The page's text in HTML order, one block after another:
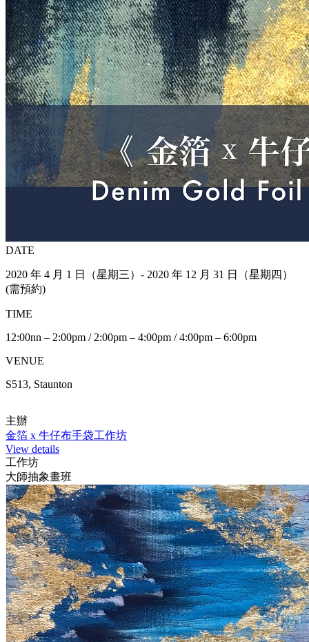
DATE
2020 年 4 月 1 日（星期三）- 2020 年 12 月 31 日（星期四）
(需預約)
TIME
12:00nn – 2:00pm / 2:00pm – 4:00pm / 4:00pm – 6:00pm
VENUE
S513, Staunton
主辦
金箔 x 牛仔布手袋工作坊
View details
工作坊
大師抽象畫班